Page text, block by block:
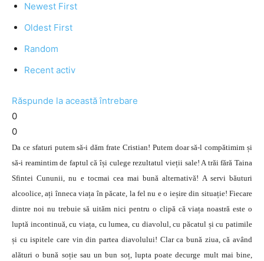
Newest First
Oldest First
Random
Recent activ
Răspunde la această întrebare
0
0
Da ce sfaturi putem să-i dăm frate Cristian! Putem doar să-l compătimim și
să-i reamintim de faptul că își culege rezultatul vieții sale! A trăi fără Taina
Sfintei Cununii, nu e tocmai cea mai bună alternativă! A servi băuturi
alcoolice, ați înneca viața în păcate, la fel nu e o ieșire din situație! Fiecare
dintre noi nu trebuie să uităm nici pentru o clipă că viața noastră este o
luptă incontinuă, cu viața, cu lumea, cu diavolul, cu păcatul și cu patimile
și cu ispitele care vin din partea diavolului! Clar ca bună ziua, că având
alături o bună soție sau un bun soț, lupta poate decurge mult mai bine,